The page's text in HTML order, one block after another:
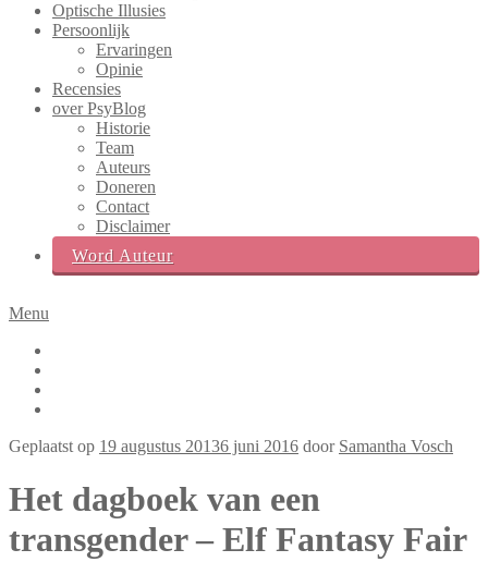
Optische Illusies
Persoonlijk
Ervaringen
Opinie
Recensies
over PsyBlog
Historie
Team
Auteurs
Doneren
Contact
Disclaimer
Word Auteur
Menu
Zoek
Geplaatst op 19 augustus 20136 juni 2016 door Samantha Vosch
Het dagboek van een
transgender – Elf Fantasy Fair